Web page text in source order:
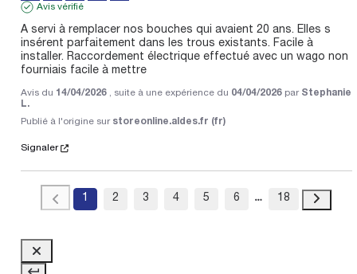
Avis vérifié
A servi à remplacer nos bouches qui avaient 20 ans. Elles s
insérent parfaitement dans les trous existants. Facile à
installer. Raccordement électrique effectué avec un wago non
fourniais facile à mettre
Avis du 14/04/2026 , suite à une expérience du 04/04/2026 par Stephanie
L.
Publié à l'origine sur storeonline.aldes.fr (fr)
Signaler
1 2 3 4 5 6 18